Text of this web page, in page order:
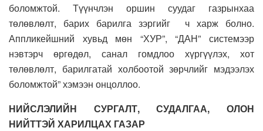
боломжтой. Түүнчлэн оршин суудаг газрынхаа
төлөвлөлт, барих барилга зэргийг ч харж болно.
Аппликейшний хувьд мөн “ХУР”, “ДАН” системээр
нэвтэрч өргөдөл, санал гомдлоо хүргүүлэх, хот
төлөвлөлт, барилгатай холбоотой зөрчлийг мэдээлэх
боломжтой” хэмээн онцоллоо.
НИЙСЛЭЛИЙН СУРГАЛТ, СУДАЛГАА, ОЛОН
НИЙТТЭЙ ХАРИЛЦАХ ГАЗАР